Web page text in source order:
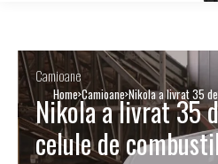
Home Camioane Nikola a livrat 35
în 2023
Camioane
Nikola a livrat 35
celule de